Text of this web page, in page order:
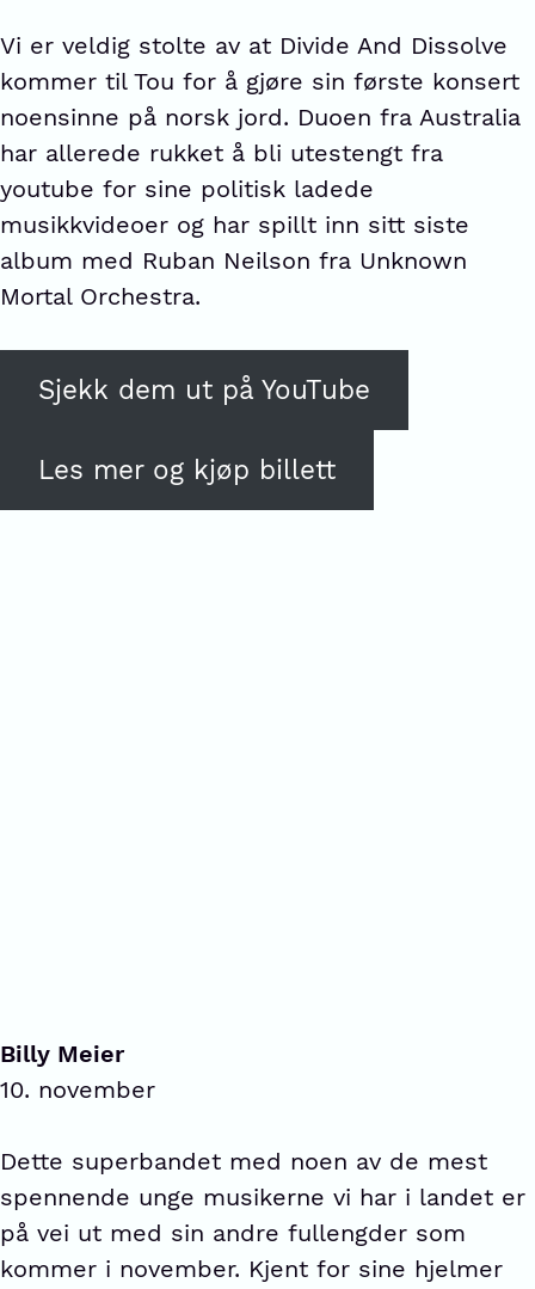
Vi er veldig stolte av at Divide And Dissolve
kommer til Tou for å gjøre sin første konsert
noensinne på norsk jord. Duoen fra Australia
har allerede rukket å bli utestengt fra
youtube for sine politisk ladede
musikkvideoer og har spillt inn sitt siste
album med Ruban Neilson fra Unknown
Mortal Orchestra.
Sjekk dem ut på YouTube
Les mer og kjøp billett
Billy Meier
10. november
Dette superbandet med noen av de mest
spennende unge musikerne vi har i landet er
på vei ut med sin andre fullengder som
kommer i november. Kjent for sine hjelmer